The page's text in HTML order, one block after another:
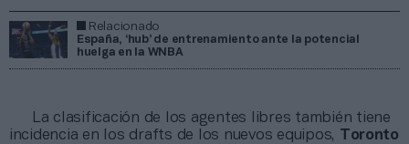
Relacionado
España, ‘hub’ de entrenamiento ante la potencial
huelga en la WNBA
La clasificación de los agentes libres también tiene
incidencia en los drafts de los nuevos equipos,
Toronto